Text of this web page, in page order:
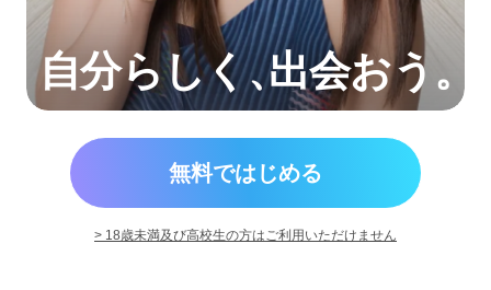
自分らしく、出会おう。
無料ではじめる
> 18歳未満及び高校生の方はご利用いただけません